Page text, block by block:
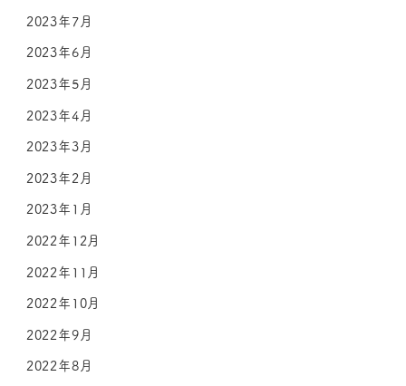
2023年7月
2023年6月
2023年5月
2023年4月
2023年3月
2023年2月
2023年1月
2022年12月
2022年11月
2022年10月
2022年9月
2022年8月